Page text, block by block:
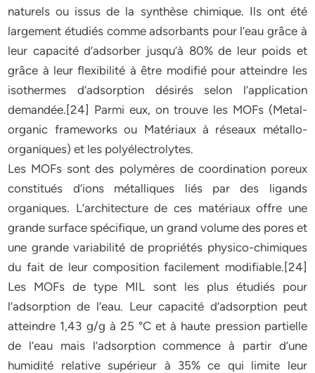
naturels ou issus de la synthèse chimique. Ils ont été
largement étudiés comme adsorbants pour l’eau grâce à
leur capacité d’adsorber jusqu’à 80% de leur poids et
grâce à leur flexibilité à être modifié pour atteindre les
isothermes d’adsorption désirés selon l’application
demandée.[24] Parmi eux, on trouve les MOFs (Metal-
organic frameworks ou Matériaux à réseaux métallo-
organiques) et les polyélectrolytes.
Les MOFs sont des polymères de coordination poreux
constitués d’ions métalliques liés par des ligands
organiques. L’architecture de ces matériaux offre une
grande surface spécifique, un grand volume des pores et
une grande variabilité de propriétés physico-chimiques
du fait de leur composition facilement modifiable.[24]
Les MOFs de type MIL sont les plus étudiés pour
l’adsorption de l’eau. Leur capacité d’adsorption peut
atteindre 1,43 g/g à 25 °C et à haute pression partielle
de l’eau mais l’adsorption commence à partir d’une
humidité relative supérieur à 35% ce qui limite leur